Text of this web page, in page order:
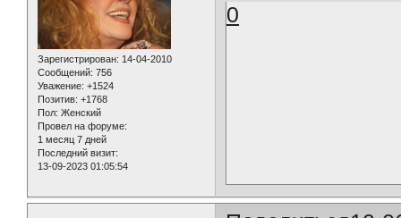
Зарегистрирован: 14-04-2010
Сообщений: 756
Уважение: +1524
Позитив: +1768
Пол: Женский
Провел на форуме:
1 месяц 7 дней
Последний визит:
13-09-2023 01:05:54
0